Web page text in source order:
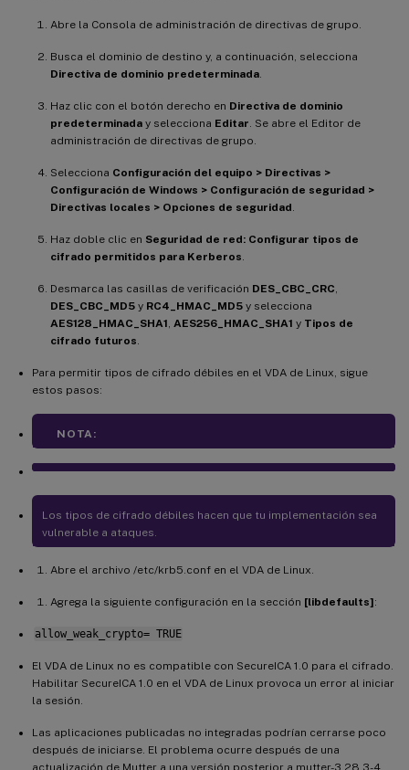
Abre la Consola de administración de directivas de grupo.
Busca el dominio de destino y, a continuación, selecciona
Directiva de dominio predeterminada
Haz clic con el botón derecho en Directiva de dominio
predeterminada y selecciona Editar . Se abre el Editor de
administración de directivas de grupo.
Selecciona Configuración del equipo > Directivas >
Configuración de Windows > Configuración de seguridad >
Directivas locales > Opciones de seguridad
Haz doble clic en Seguridad de red: Configurar tipos de
cifrado permitidos para Kerberos
Desmarca las casillas de verificación DES_CBC_CRC
DES_CBC_MD5 y RC4_HMAC_MD5 y selecciona
AES128_HMAC_SHA1 AES256_HMAC_SHA1 y Tipos de
cifrado futuros
Para permitir tipos de cifrado débiles en el VDA de Linux, sigue
estos pasos:
NOTA:
Los tipos de cifrado débiles hacen que tu implementación sea
vulnerable a ataques.
Abre el archivo /etc/krb5.conf en el VDA de Linux.
Agrega la siguiente configuración en la sección [libdefaults]:
allow_weak_crypto= TRUE
El VDA de Linux no es compatible con SecureICA 1.0 para el cifrado.
Habilitar SecureICA 1.0 en el VDA de Linux provoca un error al iniciar
la sesión.
Las aplicaciones publicadas no integradas podrían cerrarse poco
después de iniciarse. El problema ocurre después de una
actualización de Mutter a una versión posterior a mutter-3.28.3-4.